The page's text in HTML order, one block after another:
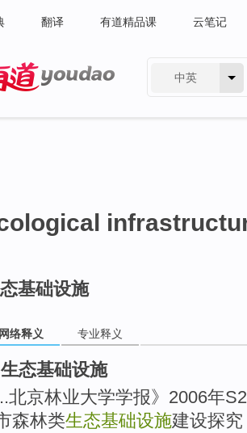
翻译 有道精品课 云笔记
中英
基础设施
网络释义 专业释义
生态基础设施
北京林业大学学报》2006年
森林类生态基础设施建设探究